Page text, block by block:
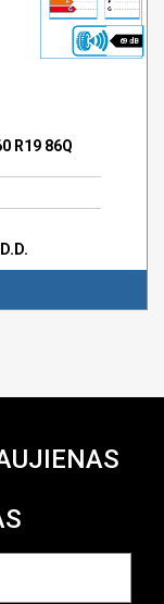
69 dB
R19 86Q